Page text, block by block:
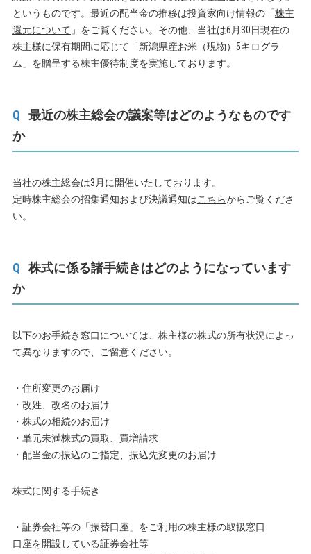
というものです。最近の配当金の推移は投資家向け情報の「株主
還元について 」をご覧ください。その他、当社は6月30日現在の
株主様に保有期間に応じて「新潟県産お米（現物）5キログラ
ム」を贈呈する株主優待制度を実施しております。
最近の株主総会の議案等はどのようなものです
か
当社の株主総会は3月に開催いたしております。
定時株主総会の招集通知および決議通知はこちらからご覧くださ
い。
株式に係る諸手続きはどのようになっています
か
以下のお手続き窓口については、株主様の株式の所有状況によっ
て異なりますので、ご留意ください。
・住所変更のお届け
・改姓、改名のお届け
・株式の相続のお届け
・単元未満株式の買取、買増請求
・配当金の振込のご指定、振込先変更のお届け
株式に関する手続き
・証券会社等の「振替口座」をご利用の株主様の取扱窓口
口座を開設している証券会社等